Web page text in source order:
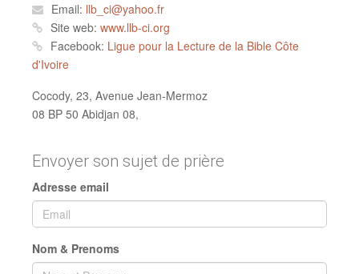
Email: llb_ci@yahoo.fr
Site web: www.llb-ci.org
Facebook: Ligue pour la Lecture de la Bible Côte
d'Ivoire
Cocody, 23, Avenue Jean-Mermoz
08 BP 50 Abidjan 08,
Envoyer son sujet de prière
Adresse email
Nom & Prenoms